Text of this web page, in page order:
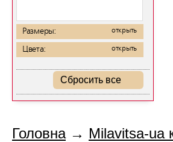
Размеры: открыть
Цвета: открыть
Сбросить все
Головна→ Milavitsa-ua